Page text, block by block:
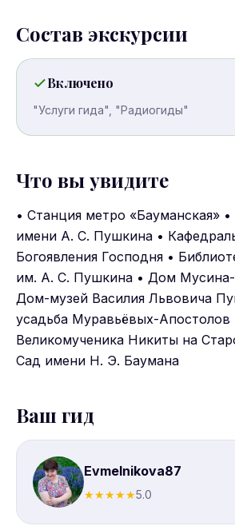
Состав экскурсии
Включено
"Услуги гида", "Радиогиды"
Что вы увидите
• Станция метро «Бауманская»
имени А. С. Пушкина •
Богоявления Господня •
им. А. С. Пушкина • Дом
Дом-музей Василия Львовича
усадьба Муравьёвых-Апостолов
Великомученика Никиты на
Сад имени Н. Э. Баумана
Ваш гид
Evmelnikova87
★★★★★5.0